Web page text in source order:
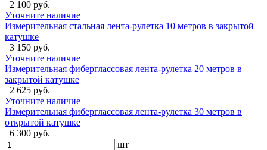
2 100 руб.
Уточните наличие
Измерительная стальная лента-рулетка 10 метров в закрытой
катушке
3 150 руб.
Уточните наличие
Измерительная фиберглассовая лента-рулетка 20 метров в
закрытой катушке
2 625 руб.
Уточните наличие
Измерительная фиберглассовая лента-рулетка 30 метров в
открытой катушке
6 300 руб.
шт